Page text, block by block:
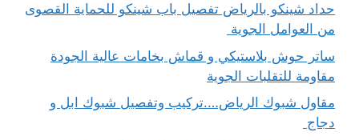
حداد شينكو بالرياض تفصيل باب شينكو للحماية القصوى
من العوامل الجوية
ساتر حوش بلاستيكي و قماش بخامات عالية الجودة
مقاومة للتقلبات الجوية
مقاول شبوك الرياض….تركيب وتفصيل شبوك ابل و
دجاج